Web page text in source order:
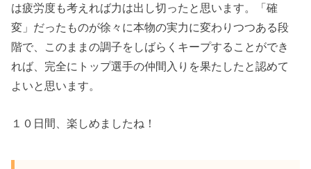
は疲労度も考えれば力は出し切ったと思います。「確
変」だったものが徐々に本物の実力に変わりつつある段
階で、このままの調子をしばらくキープすることができ
れば、完全にトップ選手の仲間入りを果たしたと認めて
よいと思います。
１０日間、楽しめましたね！